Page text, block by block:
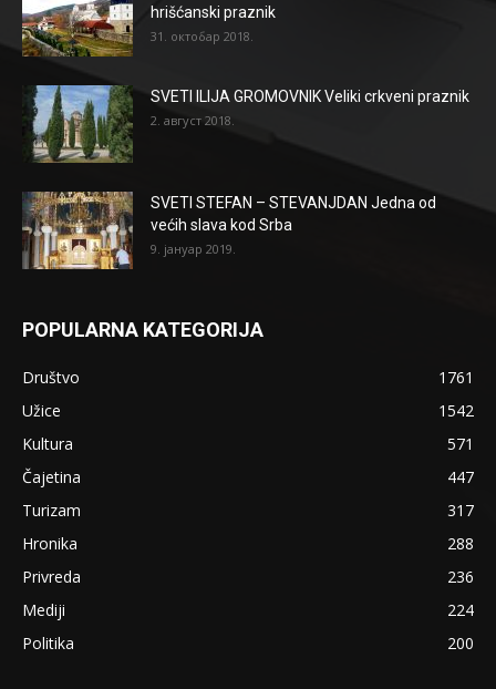
hrišćanski praznik
31. октобар 2018.
SVETI ILIJA GROMOVNIK Veliki crkveni praznik
2. август 2018.
SVETI STEFAN – STEVANJDAN Jedna od
većih slava kod Srba
9. јануар 2019.
POPULARNA KATEGORIJA
Društvo
1761
Užice
1542
Kultura
571
Čajetina
447
Turizam
317
Hronika
288
Privreda
236
Mediji
224
Politika
200